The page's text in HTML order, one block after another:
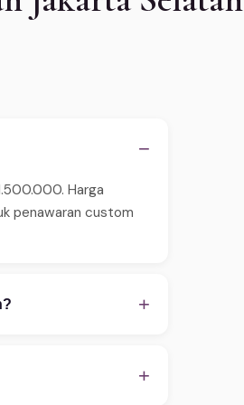
−
Harga
penawaran custom
+
untuk konfirmasi
+